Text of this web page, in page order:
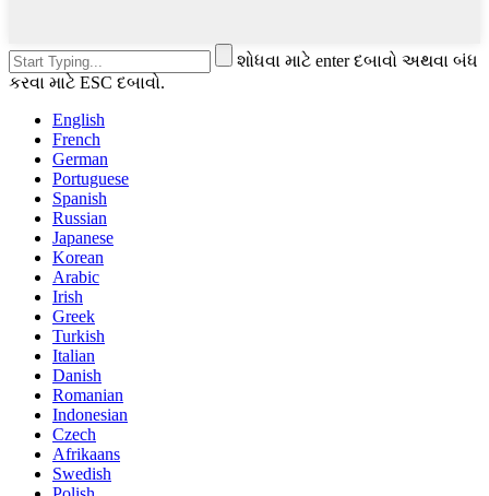
શોધવા માટે enter દબાવો અથવા બંધ
કરવા માટે ESC દબાવો.
English
French
German
Portuguese
Spanish
Russian
Japanese
Korean
Arabic
Irish
Greek
Turkish
Italian
Danish
Romanian
Indonesian
Czech
Afrikaans
Swedish